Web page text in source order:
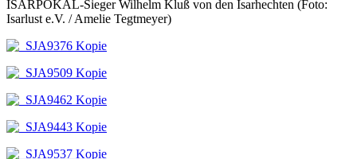
ISARPOKAL-Sieger Wilhelm Kluß von den Isarhechten (Foto:
Isarlust e.V. / Amelie Tegtmeyer)